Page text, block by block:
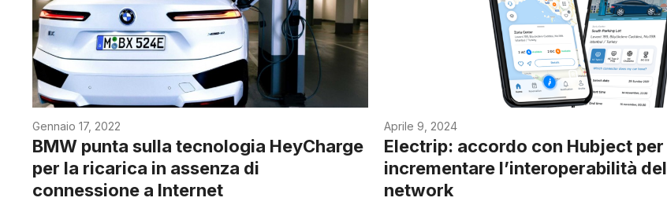
Gennaio 17, 2022
BMW punta sulla tecnologia HeyCharge
per la ricarica in assenza di
connessione a Internet
Aprile 9, 2024
Electrip: accordo con Hubject per
incrementare l’interoperabilità del
network